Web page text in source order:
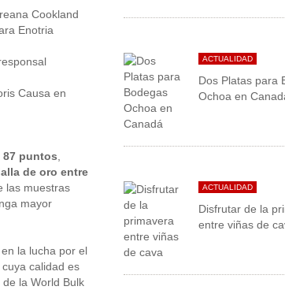
Cookland
Enotria
Causa en
87 puntos
de oro entre
las muestras
mayor
la lucha por el
calidad es
la World Bulk
ACTUALIDAD
Dos Platas para
Ochoa en
ACTUALIDAD
Disfrutar de la
entre viñas de